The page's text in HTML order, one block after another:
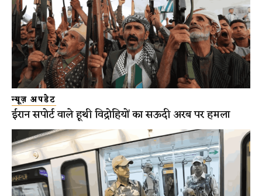
न्यूज़ अपडेट
ईरान सपोर्ट वाले हूथी विद्रोहियों का सऊदी अरब पर हमला